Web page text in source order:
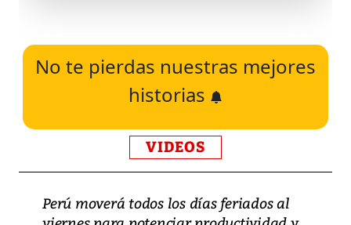
No te pierdas nuestras mejores
historias
VIDEOS
Perú moverá todos los días feriados al